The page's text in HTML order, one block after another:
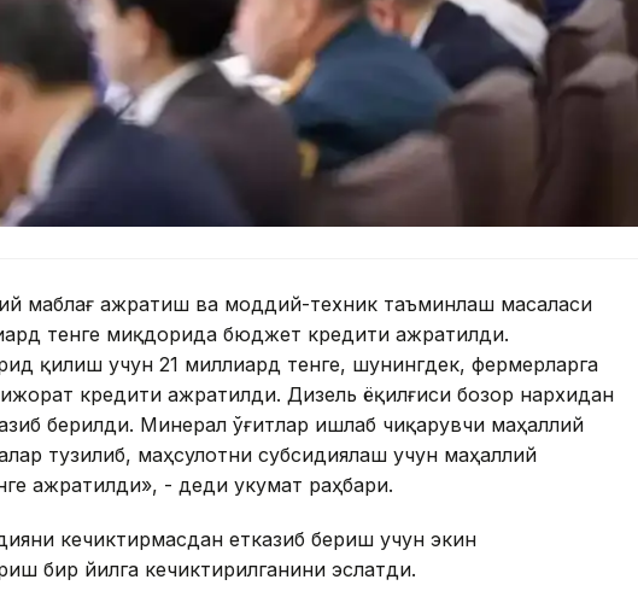
маблағ ажратиш ва моддий-техник таъминлаш масаласи
тенге миқдорида бюджет кредити ажратилди.
қилиш учун 21 миллиард тенге, шунингдек, фермерларга
кредити ажратилди. Дизель ёқилғиси бозор нархидан
берилди. Минерал ўғитлар ишлаб чиқарувчи маҳаллий
тузилиб, маҳсулотни субсидиялаш учун маҳаллий
ажратилди», - деди Ҳукумат раҳбари.
кечиктирмасдан етказиб бериш учун экин
бир йилга кечиктирилганини эслатди.